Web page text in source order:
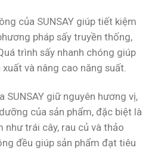
của SUNSAY giúp tiết kiệm
pháp sấy truyền thống,
trình sấy nhanh chóng giúp
và nâng cao năng suất.
SUNSAY giữ nguyên hương vị,
của sản phẩm, đặc biệt là
như trái cây, rau củ và thảo
đều giúp sản phẩm đạt tiêu